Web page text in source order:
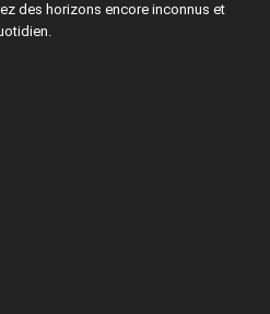
des horizons encore inconnus et